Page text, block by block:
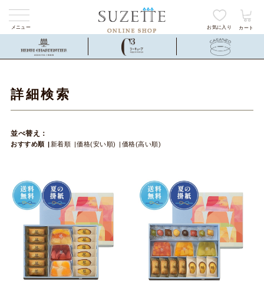
メニュー お気に入り カート
詳細検索
並べ替え：
おすすめ順 新着順 価格(安い順) 価格(高い順)